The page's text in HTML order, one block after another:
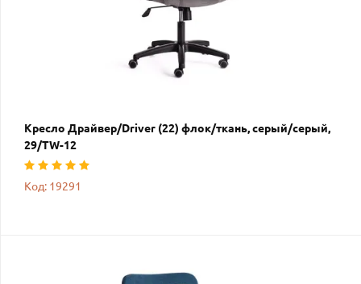
Кресло Драйвер/Driver (22) флок/ткань, серый/серый,
29/TW-12
Код: 19291